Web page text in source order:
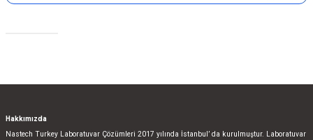
Hakkımızda
Nastech Turkey Laboratuvar Çözümleri 2017 yılında İstanbul’ da kurulmuştur. Laboratuvar